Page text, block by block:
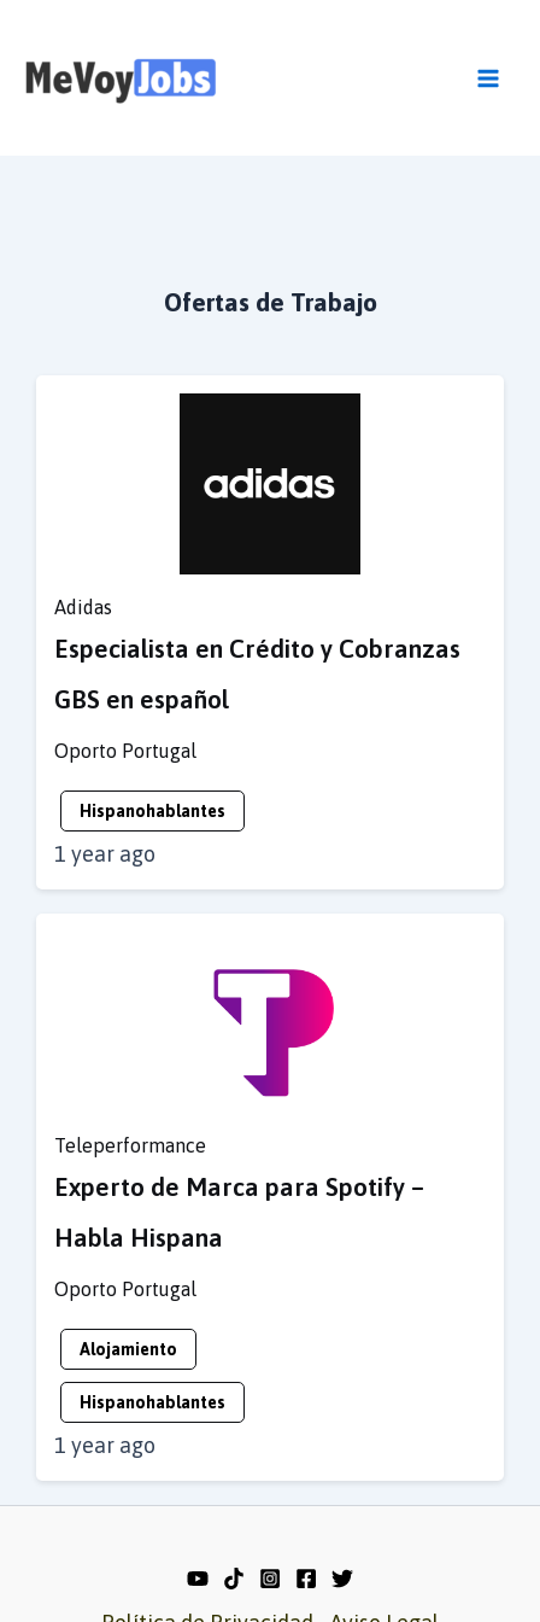
content
Ofertas de Trabajo
Adidas
Especialista en Crédito y Cobranzas
GBS en español
Oporto Portugal
Hispanohablantes
1 year ago
Teleperformance
Experto de Marca para Spotify –
Habla Hispana
Oporto Portugal
Alojamiento
Hispanohablantes
1 year ago